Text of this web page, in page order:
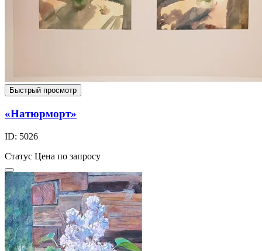
Быстрый просмотр
«Натюрморт»
ID: 5026
Статус Цена по запросу